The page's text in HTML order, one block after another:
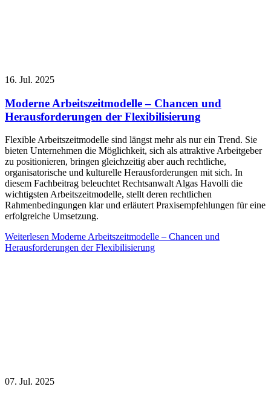
16. Jul. 2025
Moderne Arbeitszeitmodelle – Chancen und
Herausforderungen der Flexibilisierung
Flexible Arbeitszeitmodelle sind längst mehr als nur ein Trend. Sie
bieten Unternehmen die Möglichkeit, sich als attraktive Arbeitgeber
zu positionieren, bringen gleichzeitig aber auch rechtliche,
organisatorische und kulturelle Herausforderungen mit sich. In
diesem Fachbeitrag beleuchtet Rechtsanwalt Algas Havolli die
wichtigsten Arbeitszeitmodelle, stellt deren rechtlichen
Rahmenbedingungen klar und erläutert Praxisempfehlungen für eine
erfolgreiche Umsetzung.
Weiterlesen Moderne Arbeitszeitmodelle – Chancen und
Herausforderungen der Flexibilisierung
07. Jul. 2025